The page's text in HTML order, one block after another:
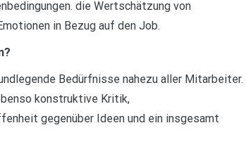
die Wertschätzung von
in Bezug auf den Job.
Bedürfnisse nahezu aller Mitarbeiter.
konstruktive Kritik,
gegenüber Ideen und ein insgesamt